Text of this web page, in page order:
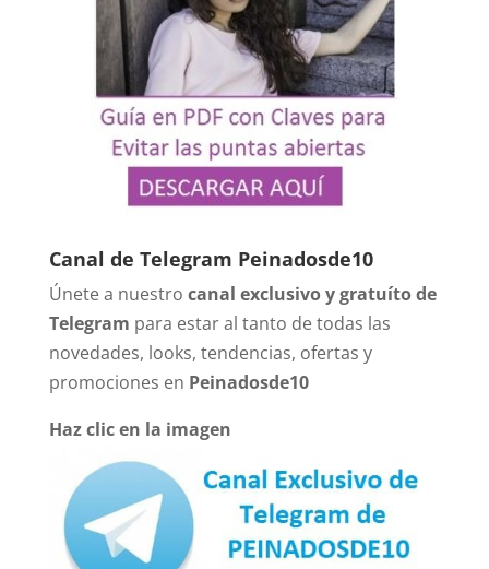
Canal de Telegram Peinadosde10
Únete a nuestro canal exclusivo y gratuíto de
Telegram para estar al tanto de todas las
novedades, looks, tendencias, ofertas y
promociones en Peinadosde10
Haz clic en la imagen